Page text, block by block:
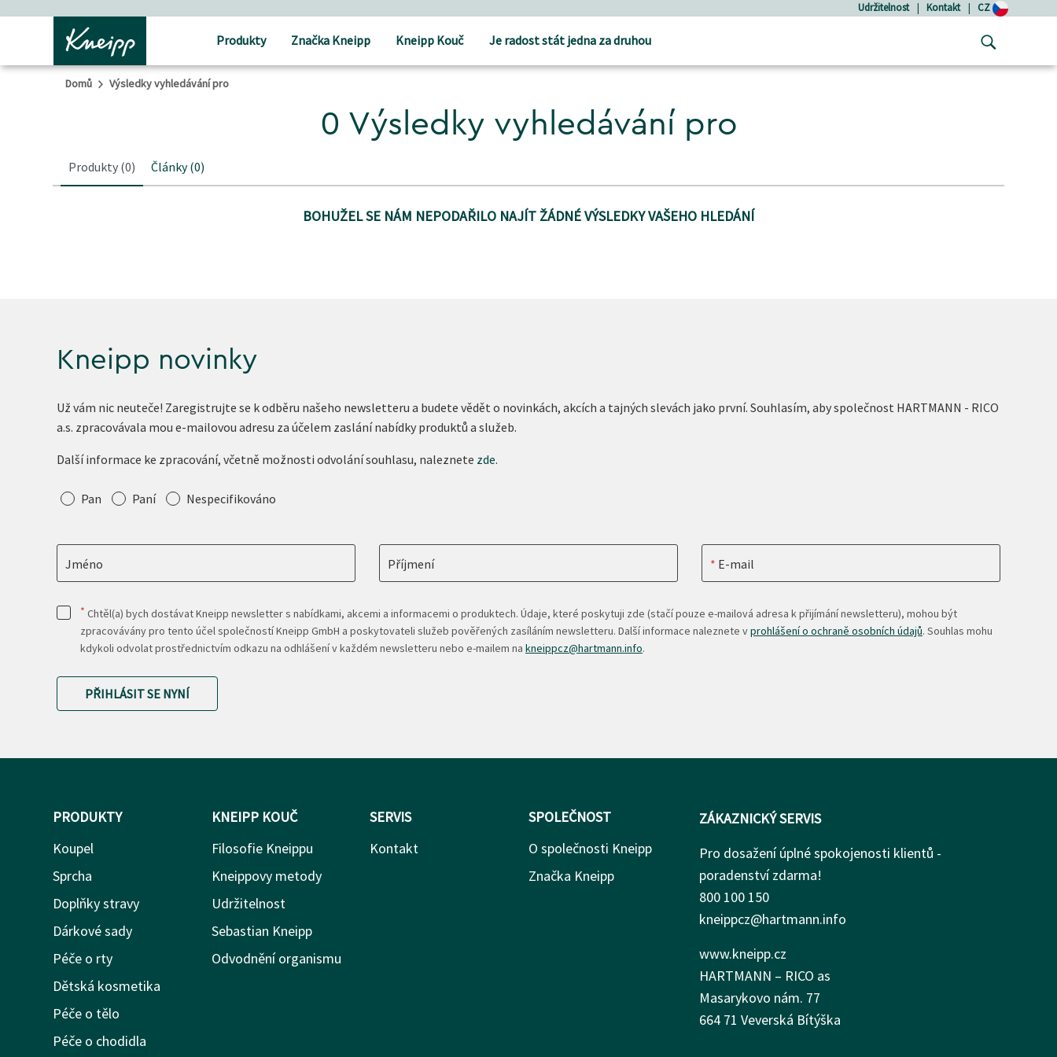
Udržitelnost | Kontakt | CZ
Produkty Značka Kneipp Kneipp Kouč Je radost stát jedna za druhou
Domů Výsledky vyhledávání pro
0 Výsledky vyhledávání pro
Produkty (0) Články(0)
BOHUŽEL SE NÁM NEPODAŘILO NAJÍT ŽÁDNÉ VÝSLEDKY VAŠEHO HLEDÁNÍ
Kneipp novinky
Už vám nic neuteče! Zaregistrujte se k odběru našeho newsletteru a budete vědět o novinkách, akcích a tajných slevách jako první. Souhlasím, aby společnost HARTMANN - RICO
a.s. zpracovávala mou e-mailovou adresu za účelem zaslání nabídky produktů a služeb.
Další informace ke zpracování, včetně možnosti odvolání souhlasu, naleznete zde.
Oslovení
Pan Paní Nespecifikováno
Jméno Příjmení E-mail
* Chtěl(a) bych dostávat Kneipp newsletter s nabídkami, akcemi a informacemi o produktech. Údaje, které poskytuji zde (stačí pouze e-mailová adresa k přijímání newsletteru), mohou být
zpracovávány pro tento účel společností Kneipp GmbH a poskytovateli služeb pověřených zasíláním newsletteru. Další informace naleznete vprohlášení o ochraně osobních údajů. Souhlas mohu
kdykoli odvolat prostřednictvím odkazu na odhlášení v každém newsletteru nebo e-mailem na kneippcz@hartmann.info.
PŘIHLÁSIT SE NYNÍ
PRODUKTY
Koupel
Sprcha
Doplňky stravy
Dárkové sady
Péče o rty
Dětská kosmetika
Péče o tělo
Péče o chodidla
KNEIPP KOUČ
Filosofie Kneippu
Kneippovy metody
Udržitelnost
Sebastian Kneipp
Odvodnění organismu
SERVIS
Kontakt
SPOLEČNOST
O společnosti Kneipp
Značka Kneipp
ZÁKAZNICKÝ SERVIS
Pro dosažení úplné spokojenosti klientů -
poradenství zdarma!
800 100 150
kneippcz@hartmann.info
www.kneipp.cz
HARTMANN – RICO as
Masarykovo nám. 77
664 71 Veverská Bítýška